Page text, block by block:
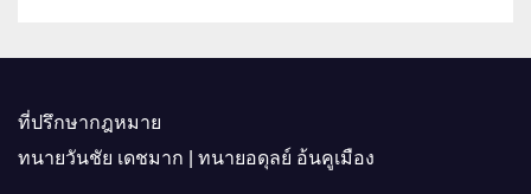
ที่ปรึกษากฎหมาย
ทนายวันชัย เดชมาก | ทนายอดุลย์ อ้นคูเมือง